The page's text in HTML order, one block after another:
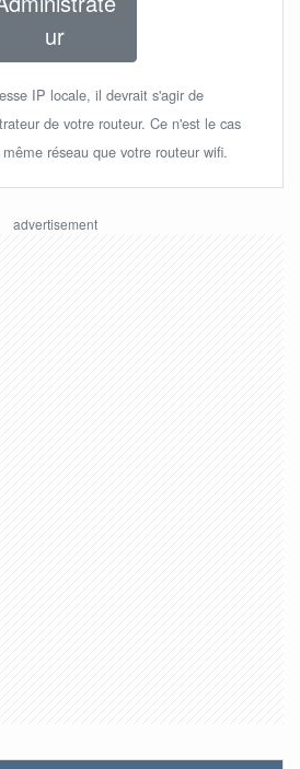
ur
IP locale, il devrait s'agir de
de votre routeur. Ce n'est le cas
réseau que votre routeur wifi.